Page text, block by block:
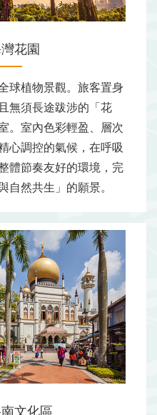
花園
球植物景觀。旅客置身
無須長途跋涉的「花
。室內色彩輕盈、層次
心調控的氣候，在呼吸
體節奏友好的環境，完
自然共生」的願景。
文化區